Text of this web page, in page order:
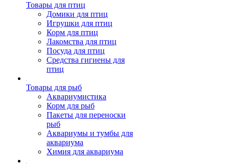
Товары для птиц
Домики для птиц
Игрушки для птиц
Корм для птиц
Лакомства для птиц
Посуда для птиц
Средства гигиены для
птиц
Товары для рыб
Аквариумистика
Корм для рыб
Пакеты для переноски
рыб
Аквариумы и тумбы для
аквариума
Химия для аквариума